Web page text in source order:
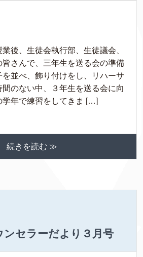
後、生徒会執行部、生徒議会、
皆さんで、三年生を送る会の準備
を並べ、飾り付けをし、リハーサ
間のない中、３年生を送る会に向
学年で練習をしてきま […]
続きを読む ≫
ンセラーだより３月号